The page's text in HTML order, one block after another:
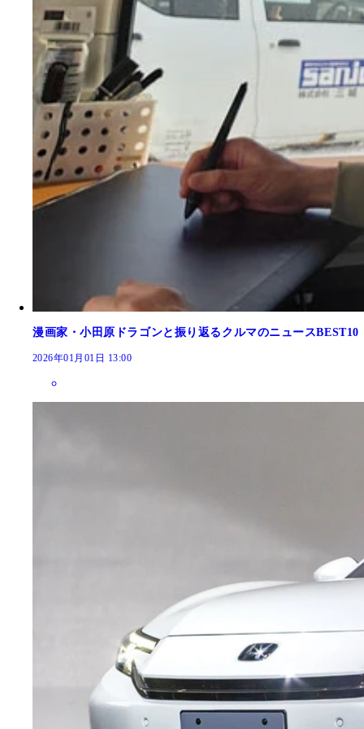
漫画家・小田原ドラゴンと振り返るクルマのニュースBEST10
2026年01月01日 13:00